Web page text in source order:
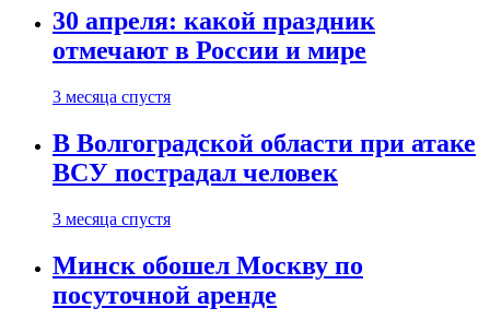
30 апреля: какой праздник
отмечают в России и мире
3 месяца спустя
В Волгоградской области при атаке
ВСУ пострадал человек
3 месяца спустя
Минск обошел Москву по
посуточной аренде